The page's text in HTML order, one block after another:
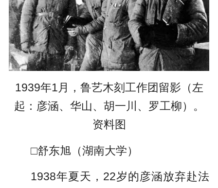
1939年1月，鲁艺木刻工作团留影（左
起：彦涵、华山、胡一川、罗工柳）。
资料图
□舒东旭（湖南大学）
1938年夏天，22岁的彦涵放弃赴法